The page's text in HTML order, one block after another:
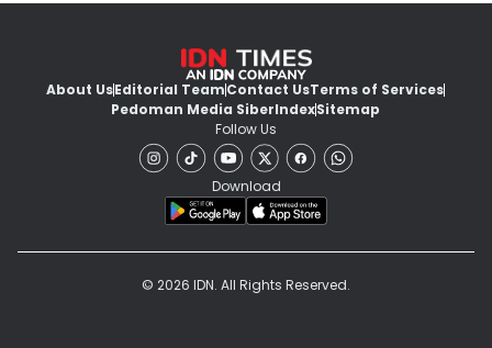
About UsEditorial TeamContact UsTerms of Services
Pedoman Media SiberIndexSitemap
Follow Us
Download
© 2026 IDN. All Rights Reserved.